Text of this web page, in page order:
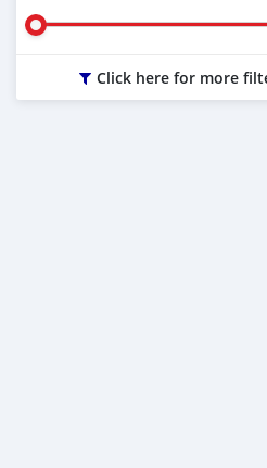
Click here for more